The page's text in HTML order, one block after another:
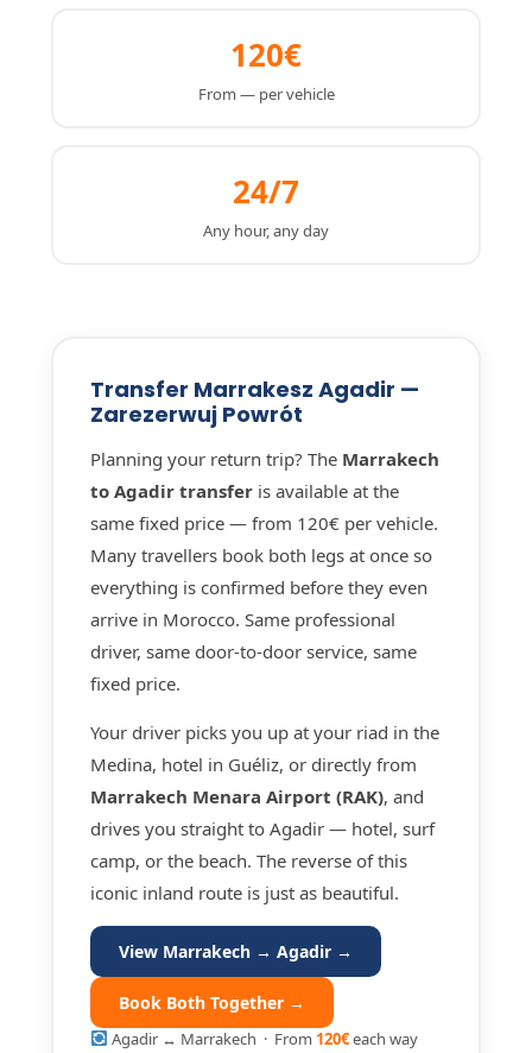
120€
From — per vehicle
24/7
Any hour, any day
Transfer Marrakesz Agadir —
Zarezerwuj Powrót
Planning your return trip? The Marrakech
to Agadir transfer is available at the
same fixed price — from 120€ per vehicle.
Many travellers book both legs at once so
everything is confirmed before they even
arrive in Morocco. Same professional
driver, same door-to-door service, same
fixed price.
Your driver picks you up at your riad in the
Medina, hotel in Guéliz, or directly from
Marrakech Menara Airport (RAK), and
drives you straight to Agadir — hotel, surf
camp, or the beach. The reverse of this
iconic inland route is just as beautiful.
View Marrakech → Agadir →
Book Both Together →
Agadir ↔ Marrakech · From 120€each way